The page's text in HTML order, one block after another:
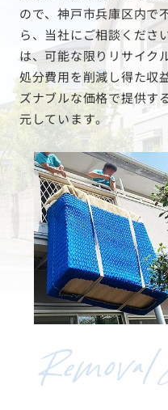
ので、神戸市兵庫区内で
ら、当社にご相談くださ
は、可能な限りリサイク
処分費用を削減し得た収
ズナブルな価格で提供す
元しています。